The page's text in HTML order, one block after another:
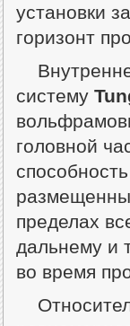
установки
горизонт
систему
головной
пределах
дальнему и
во время